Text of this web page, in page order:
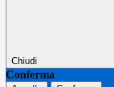
Chiudi
Conferma